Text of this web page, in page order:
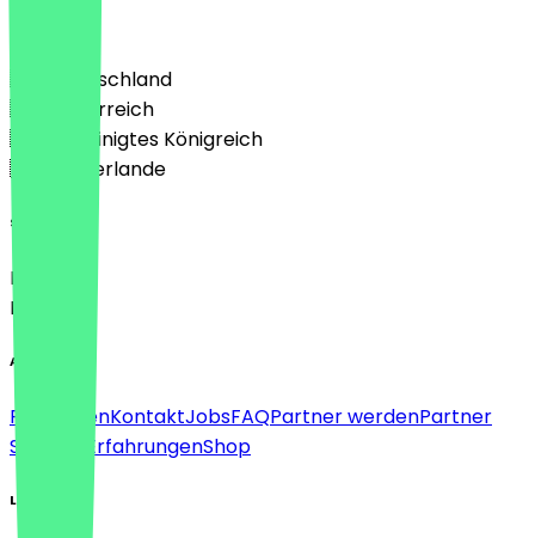
🇩🇪 Deutschland
🇦🇹 Österreich
🇬🇧 Vereinigtes Königreich
🇳🇱 Niederlande
Sprache
Deutsch
English
About
Für FirmenKontaktJobsFAQPartner werdenPartner
Support
ErfahrungenShop
Legal